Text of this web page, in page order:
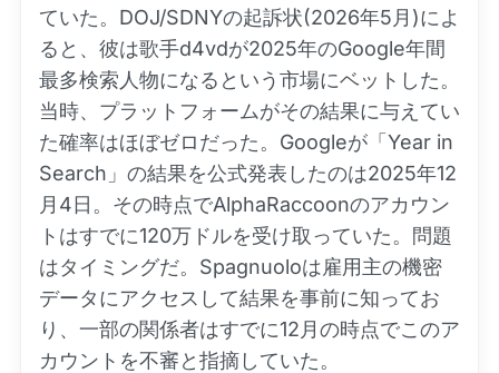
ていた。DOJ/SDNYの起訴状(2026年5月)によ
ると、彼は歌手d4vdが2025年のGoogle年間
最多検索人物になるという市場にベットした。
当時、プラットフォームがその結果に与えてい
た確率はほぼゼロだった。Googleが「Year in
Search」の結果を公式発表したのは2025年12
月4日。その時点でAlphaRaccoonのアカウン
トはすでに120万ドルを受け取っていた。問題
はタイミングだ。Spagnuoloは雇用主の機密
データにアクセスして結果を事前に知ってお
り、一部の関係者はすでに12月の時点でこのア
カウントを不審と指摘していた。